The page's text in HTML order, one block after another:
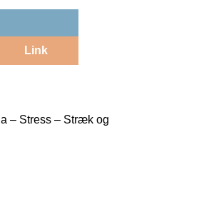
Link
– Stress – Stræk og